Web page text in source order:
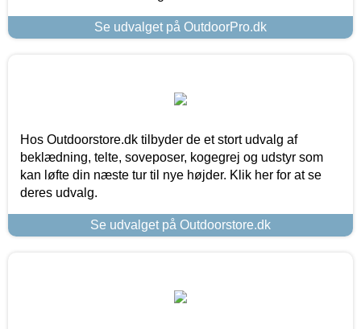
Se udvalget på OutdoorPro.dk
Hos Outdoorstore.dk tilbyder de et stort udvalg af
beklædning, telte, soveposer, kogegrej og udstyr som
kan løfte din næste tur til nye højder. Klik her for at se
deres udvalg.
Se udvalget på Outdoorstore.dk